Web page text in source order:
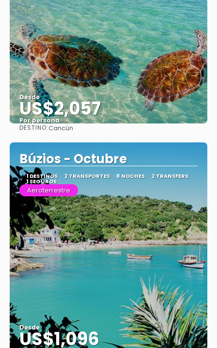
Desde
US$2,057
Por persona
DESTINO:Cancún
Búzios - Octubre
1 DESTINOS 2 TRANSPORTES 8 NOCHES 2 TRANSFERS
1 SEGUROS
Aeroterrestre
Desde
US$1,096